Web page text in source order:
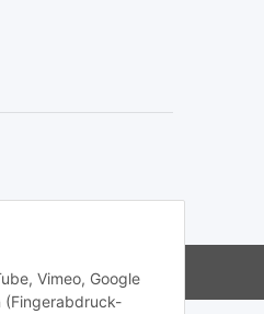
Vimeo, Google
(Fingerabdruck-
Giant.